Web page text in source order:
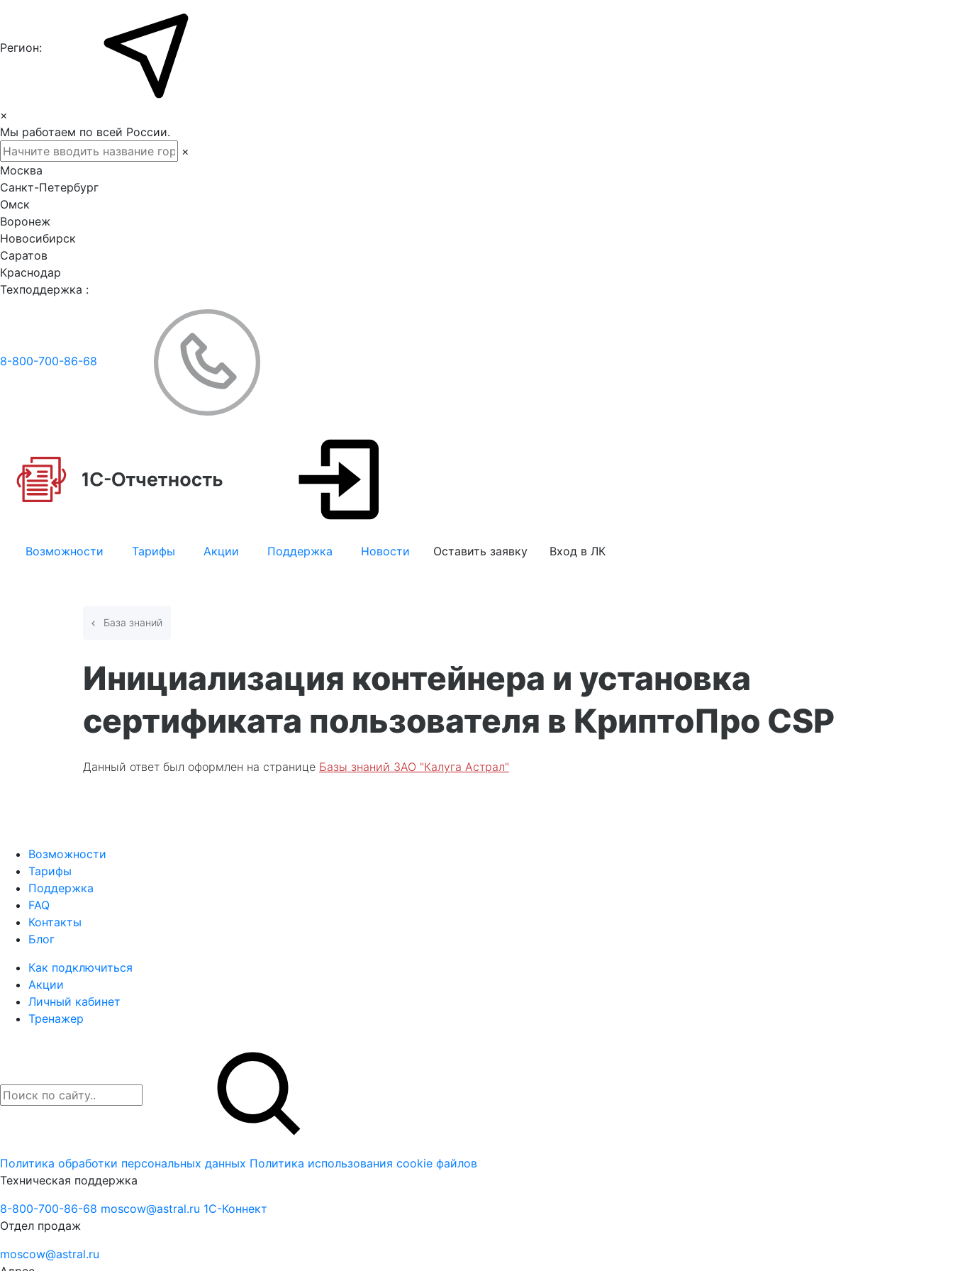
Регион:
×
Мы работаем по всей России.
×
Москва
Санкт-Петербург
Омск
Воронеж
Новосибирск
Саратов
Краснодар
Техподдержка :
8-800-700-86-68
Возможности Тарифы Акции Поддержка Новости Оставить заявку Вход в ЛК
База знаний
Инициализация контейнера и установка
сертификата пользователя в КриптоПро CSP
Данный ответ был оформлен на странице Базы знаний ЗАО "Калуга Астрал"
Возможности
Тарифы
Поддержка
FAQ
Контакты
Блог
Как подключиться
Акции
Личный кабинет
Тренажер
Политика обработки персональных данных Политика использования cookie файлов
Техническая поддержка
8-800-700-86-68 moscow@astral.ru 1С-Коннект
Отдел продаж
moscow@astral.ru